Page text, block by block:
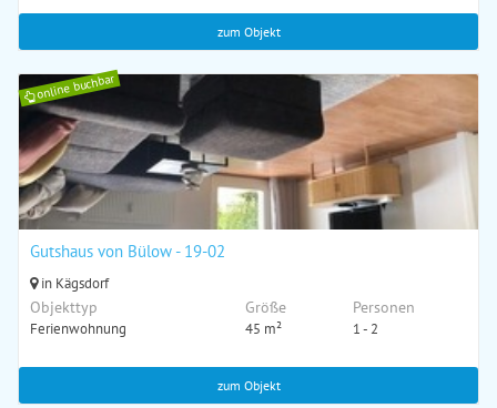
zum Objekt
online buchbar
Gutshaus von Bülow - 19-02
in Kägsdorf
Objekttyp
Ferienwohnung
Größe
45 m²
Personen
1 - 2
zum Objekt